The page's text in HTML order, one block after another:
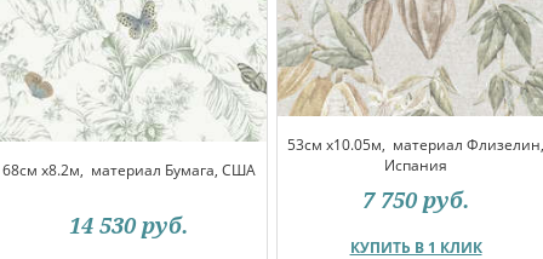
68см x8.2м, материал Бумага, США
14 530 руб.
53см x10.05м, материал Флизелин,
Испания
КУПИТЬ В 1 КЛИК
7 750 руб.